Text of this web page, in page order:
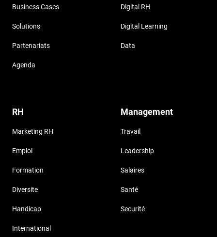
Business Cases
Solutions
Partenariats
Agenda
Digital RH
Digital Learning
Data
RH
Marketing RH
Emploi
Formation
Diversite
Handicap
International
Management
Travail
Leadership
Salaires
Santé
Securité